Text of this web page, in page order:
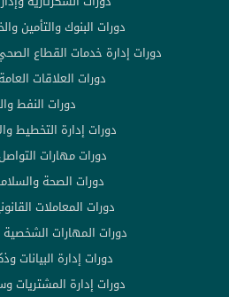
دورات البنوك والتأمين
دورات إدارة خدمات القطاع
دورات العلاقات
دورات النفط
دورات إدارة التخطيط
دورات مهارات
دورات الصحة
دورات المعاملات
دورات المهارات
دورات إدارة البيانات
دورات إدارة المشتريات